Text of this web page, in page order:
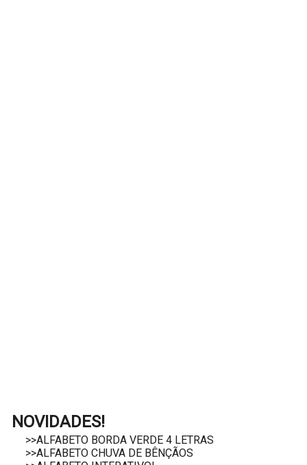
NOVIDADES!
>>ALFABETO BORDA VERDE 4 LETRAS
>>ALFABETO CHUVA DE BÊNÇÃOS